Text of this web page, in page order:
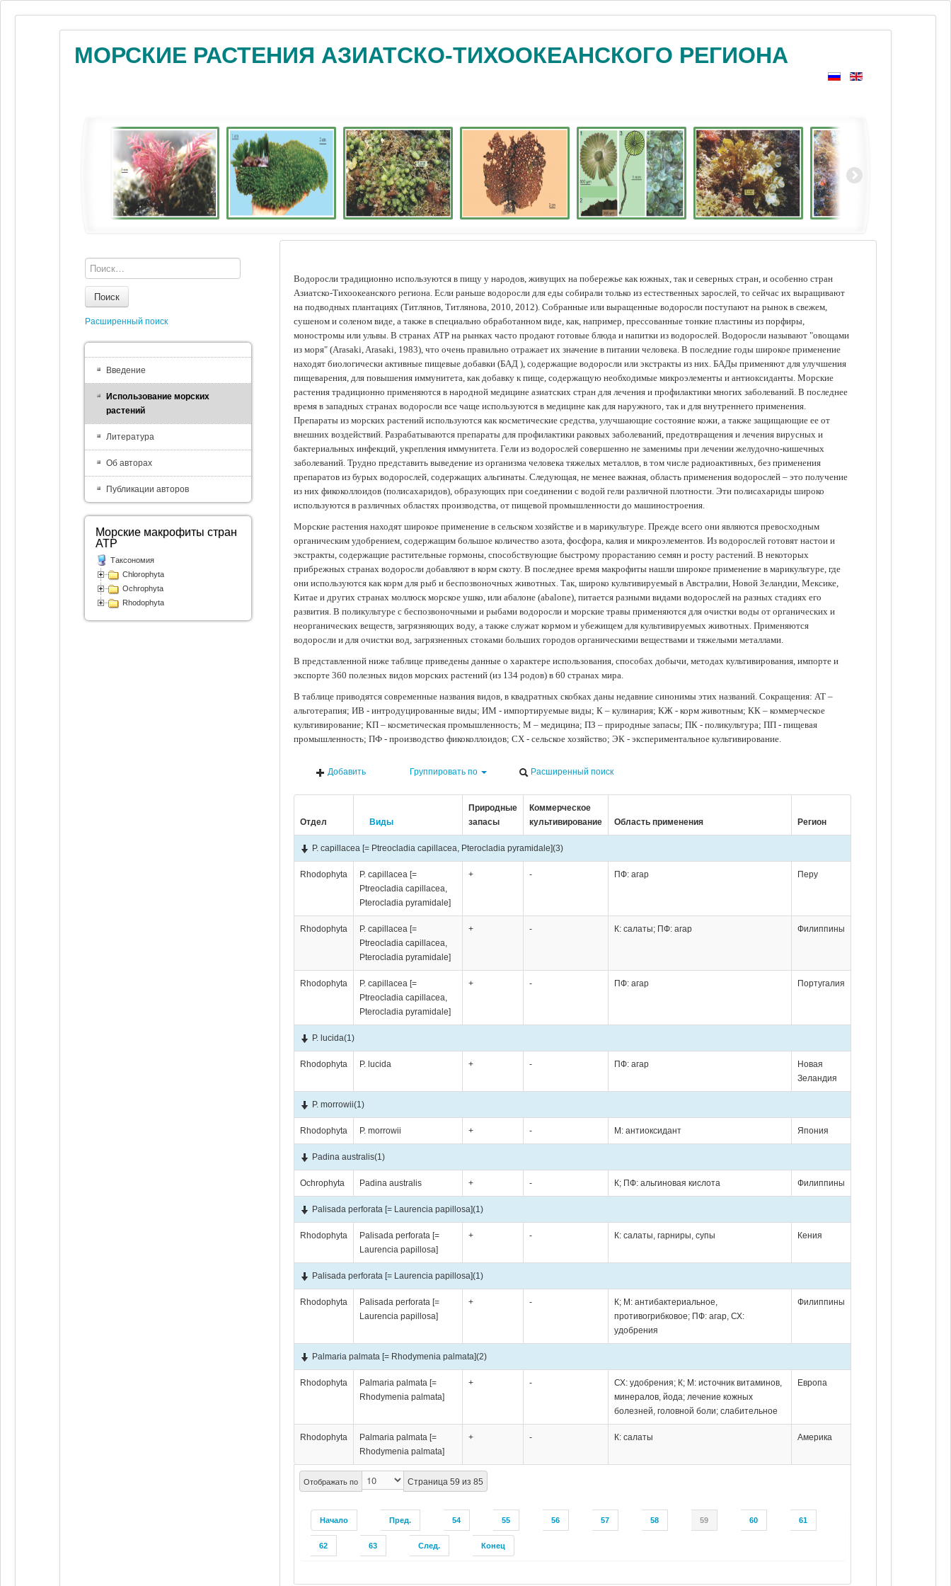
МОРСКИЕ РАСТЕНИЯ АЗИАТСКО-ТИХООКЕАНСКОГО РЕГИОНА
Водоросли традиционно используются в пищу у народов, живущих на побережье как южных, так и северных стран, и особенно стран
Азиатско-Тихоокеанского региона. Если раньше водоросли для еды собирали только из естественных зарослей, то сейчас их выращивают
на подводных плантациях (Tитлянов, Титлянова, 2010, 2012). Собранные или выращенные водоросли поступают на рынок в свежем,
сушеном и соленом виде, а также в специально обработанном виде, как, например, прессованные тонкие пластины из порфиры,
моностромы или ульвы. В странах АТР на рынках часто продают готовые блюда и напитки из водорослей. Водоросли называют "овощами
из моря" (Arasaki, Arasaki, 1983), что очень правильно отражает их значение в питании человека. В последние годы широкое применение
находят биологически активные пищевые добавки (БАД ), содержащие водоросли или экстракты из них. БАДы применяют для улучшения
пищеварения, для повышения иммунитета, как добавку к пище, содержащую необходимые микроэлементы и антиоксиданты. Морские
растения традиционно применяются в народной медицине азиатских стран для лечения и профилактики многих заболеваний. В последнее
время в западных странах водоросли все чаще используются в медицине как для наружного, так и для внутреннего применения.
Препараты из морских растений используются как косметические средства, улучшающие состояние кожи, а также защищающие ее от
внешних воздействий. Разрабатываются препараты для профилактики раковых заболеваний, предотвращения и лечения вирусных и
бактериальных инфекций, укрепления иммунитета. Гели из водорослей совершенно не заменимы при лечении желудочно-кишечных
заболеваний. Трудно представить выведение из организма человека тяжелых металлов, в том числе радиоактивных, без применения
препаратов из бурых водорослей, содержащих альгинаты. Следующая, не менее важная, область применения водорослей – это получение
из них фикоколлоидов (полисахаридов), образующих при соединении с водой гели различной плотности. Эти полисахариды широко
используются в различных областях производства, от пищевой промышленности до машиностроения.
Морские растения находят широкое применение в сельском хозяйстве и в марикультуре. Прежде всего они являются превосходным
органическим удобрением, содержащим большое количество азота, фосфора, калия и микроэлементов. Из водорослей готовят настои и
экстракты, содержащие растительные гормоны, способствующие быстрому прорастанию семян и росту растений. В некоторых
прибрежных странах водоросли добавляют в корм скоту. В последнее время макрофиты нашли широкое применение в марикультуре, где
они используются как корм для рыб и беспозвоночных животных. Так, широко культивируемый в Австралии, Новой Зеландии, Мексике,
Китае и других странах моллюск морское ушко, или абалоне (abalone), питается разными видами водорослей на разных стадиях его
развития. В поликультуре с беспозвоночными и рыбами водоросли и морские травы применяются для очистки воды от органических и
неорганических веществ, загрязняющих воду, а также служат кормом и убежищем для культивируемых животных. Применяются
водоросли и для очистки вод, загрязненных стоками больших городов органическими веществами и тяжелыми металлами.
В представленной ниже таблице приведены данные о характере использования, способах добычи, методах культивирования, импорте и
экспорте 360 полезных видов морских растений (из 134 родов) в 60 странах мира.
В таблице приводятся современные названия видов, в квадратных скобках даны недавние синонимы этих названий. Сокращения: АТ –
альготерапия; ИВ - интродуцированные виды; ИМ - импортируемые виды; К – кулинария; КЖ - корм животным; КК – коммерческое
культивирование; КП – косметическая промышленность; М – медицина; ПЗ – природные запасы; ПК - поликультура; ПП - пищевая
промышленность; ПФ - производство фикоколлоидов; СХ - сельское хозяйство; ЭК - экспериментальное культивирование.
Добавить Группировать по Расширенный поиск
Отдел Виды
Природные
запасы
Коммерческое
культивирование
Область применения Регион
Отображать по Страница 59 из 85
Начало Пред. 54 55 56 57 58 59 60 61
62 63 След. Конец
P. capillacea [= Ptreocladia capillacea, Pterocladia pyramidale](3)
Rhodophyta
P. capillacea [=
Ptreocladia capillacea,
Pterocladia pyramidale]
+ - ПФ: агар Перу
Rhodophyta
P. capillacea [=
Ptreocladia capillacea,
Pterocladia pyramidale]
+ - К: салаты; ПФ: агар Филиппины
Rhodophyta
P. capillacea [=
Ptreocladia capillacea,
Pterocladia pyramidale]
+ - ПФ: агар Португалия
P. lucida(1)
Rhodophyta P. lucida + - ПФ: агар
Новая
Зеландия
P. morrowii(1)
Rhodophyta P. morrowii + - М: антиоксидант Япония
Padina australis(1)
Ochrophyta Padina australis + - К; ПФ: альгиновая кислота Филиппины
Palisada perforata [= Laurencia papillosa](1)
Rhodophyta
Palisada perforata [=
Laurencia papillosa]
+ - К: салаты, гарниры, супы Кения
Palisada perforata [= Laurencia papillosa](1)
Rhodophyta
Palisada perforata [=
Laurencia papillosa]
+ -
К; М: антибактериальное,
противогрибковое; ПФ: агар, СХ:
удобрения
Филиппины
Palmaria palmata [= Rhodymenia palmata](2)
Rhodophyta
Palmaria palmata [=
Rhodymenia palmata]
+ -
СХ: удобрения; К; М: источник витаминов,
минералов, йода; лечение кожных
болезней, головной боли; слабительное
Европа
Rhodophyta
Palmaria palmata [=
Rhodymenia palmata]
+ - К: салаты Америка
Поиск
Расширенный поиск
Введение
Использование морских
растений
Литература
Об авторах
Публикации авторов
Морские макрофиты стран
АТР
Таксономия
Chlorophyta
Ochrophyta
Rhodophyta